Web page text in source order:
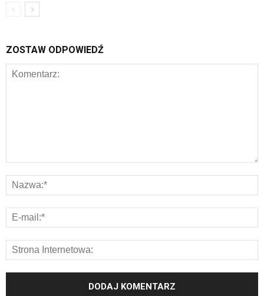
ZOSTAW ODPOWIEDŹ